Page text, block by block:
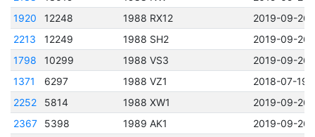
1920
12248 1988 RX12
2019-09-26
2213
12249 1988 SH2
2019-09-26
1798
10299 1988 VS3
2019-09-26
1371
6297 1988 VZ1
2018-07-19
2252
5814 1988 XW1
2019-09-26
2367
5398 1989 AK1
2019-09-26